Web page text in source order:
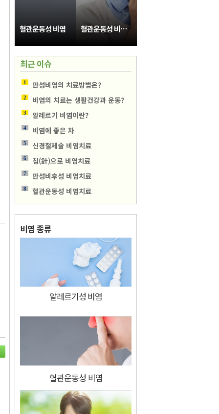
혈관운동성 비염 혈관운동성 비염치료
최근 이슈
1 만성비염의 치료방법은?
2 비염의 치료는 생활건강과 운동?
3 알레르기 비염이란?
4 비염에 좋은 차
5 신경절제술 비염치료
6 침(針)으로 비염치료
7 만성비후성 비염치료
8 혈관운동성 비염치료
비염 종류
알레르기성 비염
혈관운동성 비염